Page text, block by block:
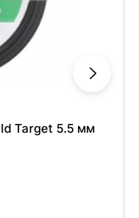
Target 5.5 мм